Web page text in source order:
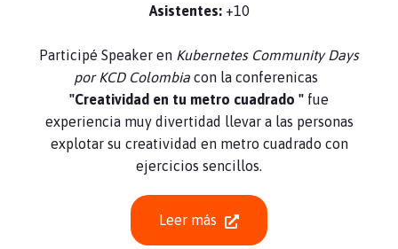
Asistentes: +10
Participé Speaker en Kubernetes Community Days
por KCD Colombia con la conferenicas
"Creatividad en tu metro cuadrado " fue
experiencia muy divertidad llevar a las personas
explotar su creatividad en metro cuadrado con
ejercicios sencillos.
Leer más